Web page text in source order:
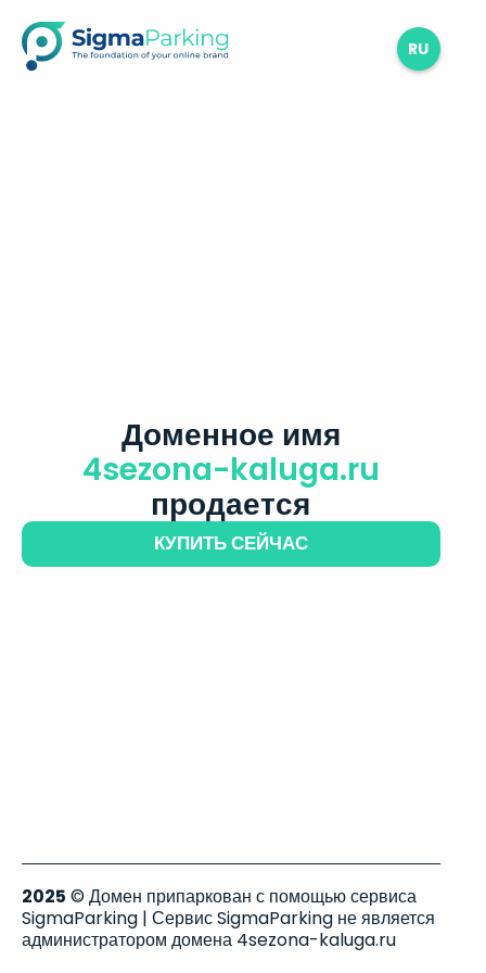
RU
Доменное имя
4sezona-kaluga.ru
продается
КУПИТЬ СЕЙЧАС
2025 © Домен припаркован с помощью сервиса
SigmaParking | Сервис SigmaParking не является
администратором домена 4sezona-kaluga.ru